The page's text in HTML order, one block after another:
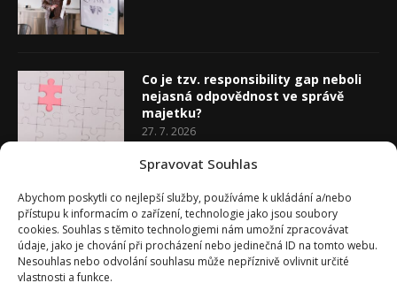
Spravovat Souhlas
Abychom poskytli co nejlepší služby, používáme k ukládání a/nebo
přístupu k informacím o zařízení, technologie jako jsou soubory
cookies. Souhlas s těmito technologiemi nám umožní zpracovávat
údaje, jako je chování při procházení nebo jedinečná ID na tomto webu.
Nesouhlas nebo odvolání souhlasu může nepříznivě ovlivnit určité
vlastnosti a funkce.
Co je tzv. responsibility gap neboli
nejasná odpovědnost ve správě
majetku?
27. 7. 2026
20. 7. 2026